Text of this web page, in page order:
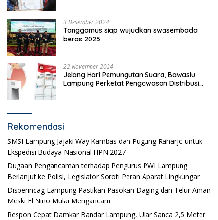
3 Desember 2024
Tanggamus siap wujudkan swasembada
beras 2025
22 November 2024
Jelang Hari Pemungutan Suara, Bawaslu
Lampung Perketat Pengawasan Distribusi
Rekomendasi
SMSI Lampung Jajaki Way Kambas dan Pugung Raharjo untuk
Ekspedisi Budaya Nasional HPN 2027
Dugaan Pengancaman terhadap Pengurus PWI Lampung
Berlanjut ke Polisi, Legislator Soroti Peran Aparat Lingkungan
Disperindag Lampung Pastikan Pasokan Daging dan Telur Aman
Meski El Nino Mulai Mengancam
Respon Cepat Damkar Bandar Lampung, Ular Sanca 2,5 Meter